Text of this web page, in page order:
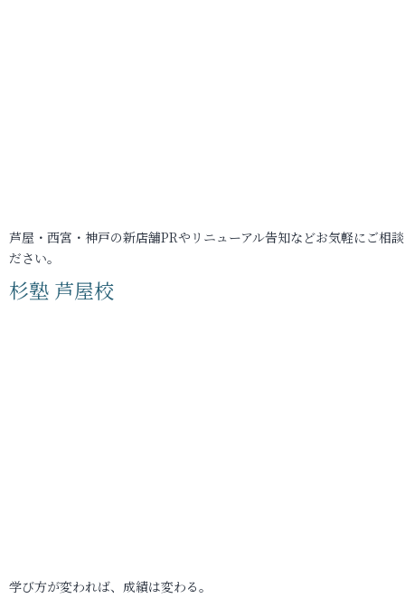
芦屋・西宮・神戸の新店舗PRやリニューアル告知などお気軽にご相
ださい。
杉塾 芦屋校
学び方が変われば、成績は変わる。